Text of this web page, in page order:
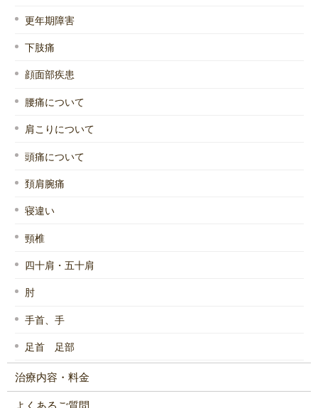
更年期障害
下肢痛
顔面部疾患
腰痛について
肩こりについて
頭痛について
頚肩腕痛
寝違い
頸椎
四十肩・五十肩
肘
手首、手
足首 足部
治療内容・料金